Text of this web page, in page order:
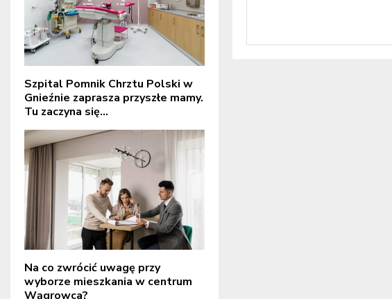
Szpital Pomnik Chrztu Polski w
Gnieźnie zaprasza przyszłe mamy.
Tu zaczyna się...
Na co zwrócić uwagę przy
wyborze mieszkania w centrum
Wągrowca?